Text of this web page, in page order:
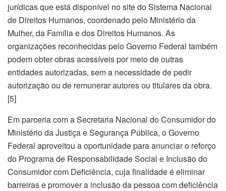
jurídicas que está disponível no site do Sistema Nacional
de Direitos Humanos, coordenado pelo Ministério da
Mulher, da Família e dos Direitos Humanos. As
organizações reconhecidas pelo Governo Federal também
podem obter obras acessíveis por meio de outras
entidades autorizadas, sem a necessidade de pedir
autorização ou de remunerar autores ou titulares da obra.
[5]
Em parceria com a Secretaria Nacional do Consumidor do
Ministério da Justiça e Segurança Pública, o Governo
Federal aproveitou a oportunidade para anunciar o reforço
do Programa de Responsabilidade Social e Inclusão do
Consumidor com Deficiência, cuja finalidade é eliminar
barreiras e promover a inclusão da pessoa com deficiência